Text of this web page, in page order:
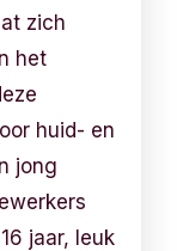
zich
het
huid- en
jong
jaar, leuk